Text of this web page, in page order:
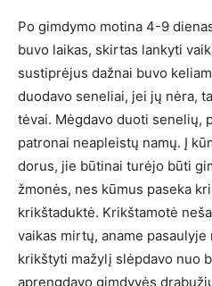
Po gimdymo motina 4-9
buvo laikas, skirtas lankyti
sustiprėjus dažnai buvo
duodavo seneliai, jei jų nėra,
tėvai. Mėgdavo duoti senelių,
patronai neapleistų namų. Į
dorus, jie būtinai turėjo būti
žmonės, nes kūmus paseka
krikštaduktė. Krikštamotė
vaikas mirtų, aname
krikštyti mažylį slėpdavo nuo
aprengdavo gimdyvės